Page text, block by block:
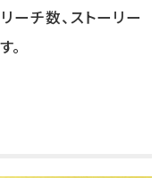
ーチ数、ストーリー